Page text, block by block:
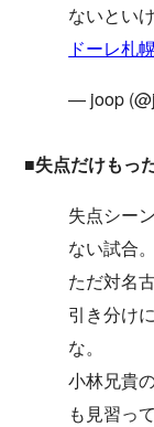
ないとい
ドーレ札
— joop
■失点だけもっ
失点シー
ない試合。
ただ対名
引き分け
な。
小林兄貴
も見習っ